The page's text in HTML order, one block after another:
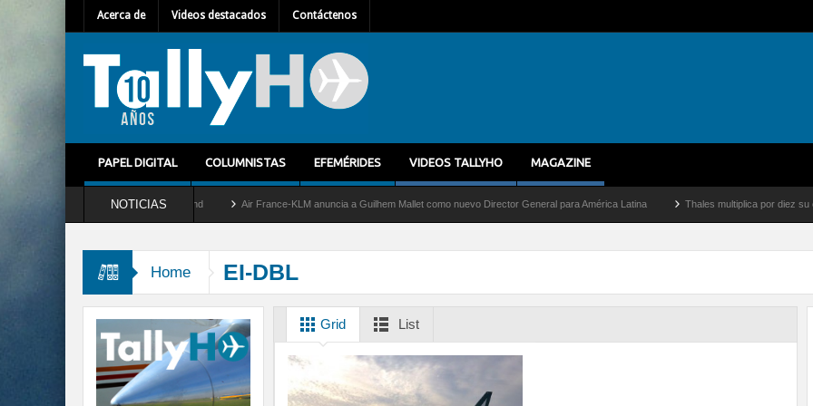
Acerca de Videos destacados Contáctenos
PAPEL DIGITAL COLUMNISTAS EFEMÉRIDES VIDEOS TALLYHO MAGAZINE
NOTICIAS
retira del servicio al C-2 Greyhound Air France-KLM anuncia a Guilhem Mallet como nuevo Director General para América Latina Thales multiplica por diez su
Home EI-DBL
Grid List